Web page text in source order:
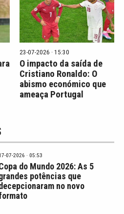
23-07-2026 · 15:30
O impacto da saída de
Cristiano Ronaldo: O
abismo económico que
ameaça Portugal
07-2026 · 05:53
do Mundo 2026: As 5
potências que
no novo